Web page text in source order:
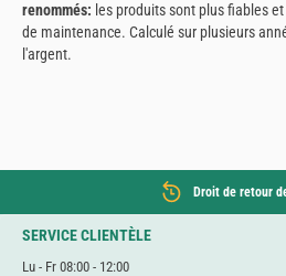
renommés: les produits sont plus fiables
de maintenance. Calculé sur plusieurs
l'argent.
Droit de retour
SERVICE CLIENTÈLE
Lu - Fr 08:00 - 12:00